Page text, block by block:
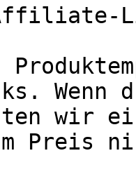
Wenn
wir
Preis